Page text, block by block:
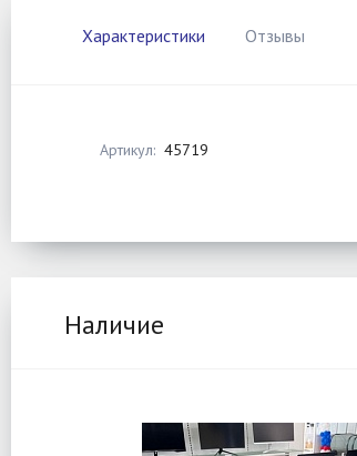
Характеристики Отзывы
Артикул: 45719
Наличие